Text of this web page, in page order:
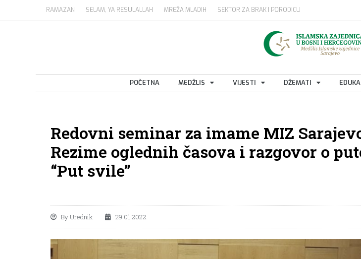
RAMAZAN SELAM, YA RESULALLAH MREŽA MLADIH SEKTOR ZA BRAK I PORODICU
POČETNA MEDŽLIS VIJESTI DŽEMATI
Redovni seminar za imame MIZ
Rezime oglednih časova i razgovor o
“Put svile”
ByUrednik 29.01.2022.